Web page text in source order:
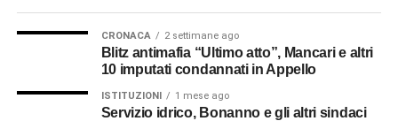
CRONACA 2 settimane ago
Blitz antimafia “Ultimo atto”, Mancari e altri
10 imputati condannati in Appello
ISTITUZIONI 1 mese ago
Servizio idrico, Bonanno e gli altri sindaci